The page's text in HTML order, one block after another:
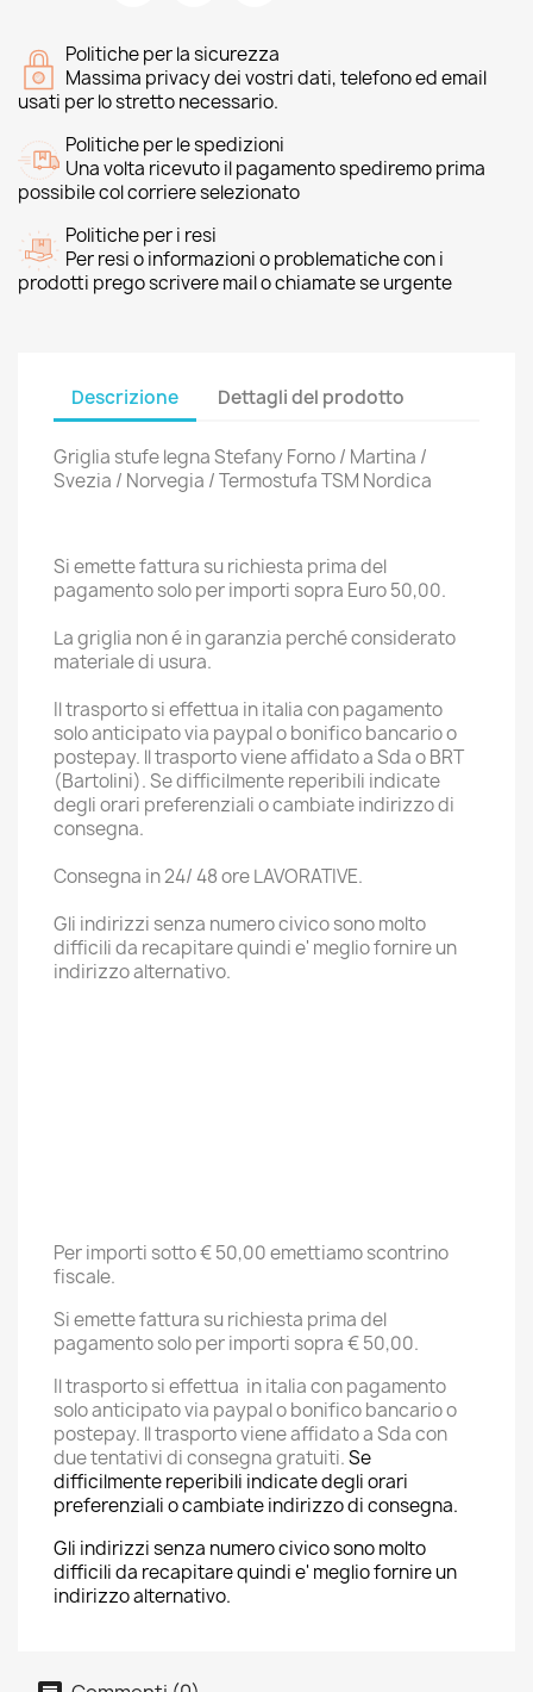
Politiche per la sicurezza
Massima privacy dei vostri dati, telefono ed email
usati per lo stretto necessario.
Politiche per le spedizioni
Una volta ricevuto il pagamento spediremo prima
possibile col corriere selezionato
Politiche per i resi
Per resi o informazioni o problematiche con i
prodotti prego scrivere mail o chiamate se urgente
Descrizione Dettagli del prodotto
Griglia stufe legna Stefany Forno / Martina /
Svezia / Norvegia / Termostufa TSM Nordica
Si emette fattura su richiesta prima del
pagamento solo per importi sopra Euro 50,00.
La griglia non é in garanzia perché considerato
materiale di usura.
Il trasporto si effettua in italia con pagamento
solo anticipato via paypal o bonifico bancario o
postepay. ll trasporto viene affidato a Sda o BRT
(Bartolini). Se difficilmente reperibili indicate
degli orari preferenziali o cambiate indirizzo di
consegna.
Consegna in 24/ 48 ore LAVORATIVE.
Gli indirizzi senza numero civico sono molto
difficili da recapitare quindi e' meglio fornire un
indirizzo alternativo.
Per importi sotto € 50,00 emettiamo scontrino
fiscale.
Si emette fattura su richiesta prima del
pagamento solo per importi sopra € 50,00.
Il trasporto si effettua in italia con pagamento
solo anticipato via paypal o bonifico bancario o
postepay. ll trasporto viene affidato a Sda con
due tentativi di consegna gratuiti.Se
difficilmente reperibili indicate degli orari
preferenziali o cambiate indirizzo di consegna.
Gli indirizzi senza numero civico sono molto
difficili da recapitare quindi e' meglio fornire un
indirizzo alternativo.